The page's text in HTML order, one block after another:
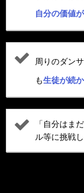
自分の価値
周りのダン
も生徒が続
「自分はま
ル等に挑戦し